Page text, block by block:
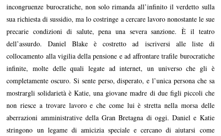
incongruenze burocratiche, non solo rimanda all’infinito il verdetto sulla
sua richiesta di sussidio, ma lo costringe a cercare lavoro nonostante le sue
precarie condizioni di salute, pena una severa sanzione. È il teatro
dell’assurdo. Daniel Blake è costretto ad iscriversi alle liste di
collocamento alla vigilia della pensione e ad affrontare trafile burocratiche
infinite, molte delle quali legate ad internet, un universo che gli è
completamente oscuro. Si sente perso, disperato, e l’unica persona che sa
mostrargli solidarietà è Katie, una giovane madre di due figli piccoli che
non riesce a trovare lavoro e che come lui è stretta nella morsa delle
aberrazioni amministrative della Gran Bretagna di oggi. Daniel e Katie
stringono un legame di amicizia speciale e cercano di aiutarsi come